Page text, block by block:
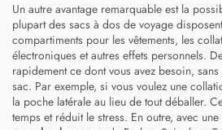
Un autre avantage remarquable est la
plupart des sacs à dos de voyage
compartiments pour les vêtements, les
électroniques et autres effets personnels.
rapidement ce dont vous avez besoin,
sac. Par exemple, si vous voulez une
la poche latérale au lieu de tout déballer.
temps et réduit le stress. En outre, avec